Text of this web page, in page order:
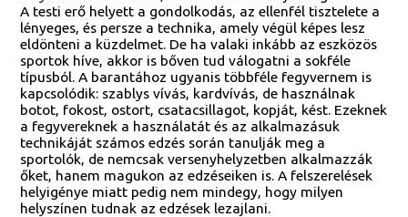
A testi erő helyett a gondolkodás, az ellenfél tisztelete a
lényeges, és persze a technika, amely végül képes lesz
eldönteni a küzdelmet. De ha valaki inkább az eszközös
sportok híve, akkor is bőven tud válogatni a sokféle
típusból. A barantához ugyanis többféle fegyvernem is
kapcsolódik: szablys vívás, kardvívás, de használnak
botot, fokost, ostort, csatacsillagot, kopját, kést. Ezeknek
a fegyvereknek a használatát és az alkalmazásuk
technikáját számos edzés során tanulják meg a
sportolók, de nemcsak versenyhelyzetben alkalmazzák
őket, hanem magukon az edzéseiken is. A felszerelések
helyigénye miatt pedig nem mindegy, hogy milyen
helyszínen tudnak az edzések lezajlani.